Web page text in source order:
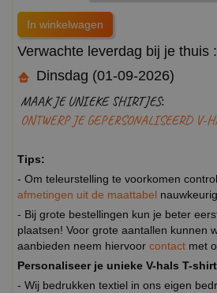
Verwachte leverdag bij je thuis :
Dinsdag (01-09-2026)
MAAK JE UNIEKE SHIRTJES:
ONTWERP JE GEPERSONALISEERD V-
Tips:
- Om teleurstelling te voorkomen
afmetingen uit de maattabel
- Bij grote bestellingen kun je beter
plaatsen! Voor grote aantallen kunnen
aanbieden neem hiervoor contact met
Personaliseer je unieke V-hals T-
- Wij bedrukken textiel in ons eigen